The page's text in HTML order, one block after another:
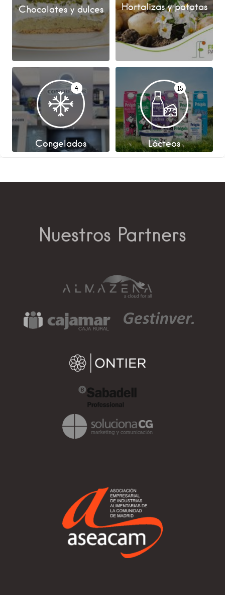
Chocolates y dulces Hortalizas y patatas
4
Congelados
15
Lácteos
Nuestros Partners